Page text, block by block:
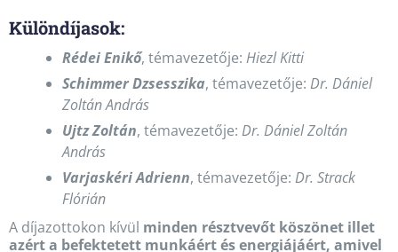
Különdíjasok:
Rédei Enikő, témavezetője: Hiezl Kitti
Schimmer Dzsesszika, témavezetője: Dr. Dániel
Zoltán András
Ujtz Zoltán, témavezetője: Dr. Dániel Zoltán
András
Varjaskéri Adrienn, témavezetője: Dr. Strack
Flórián
A díjazottokon kívül minden résztvevőt köszönet illet
azért a befektetett munkáért és energiájáért, amivel